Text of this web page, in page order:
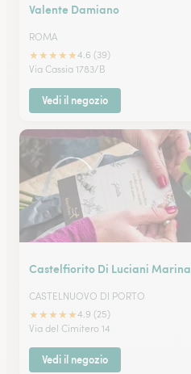
Valente Damiano
ROMA
★★★★★4.6 (39)
Via Cassia 1783/B
Vedi il negozio
Castelfiorito Di Luciani Marina
CASTELNUOVO DI PORTO
★★★★★4.9 (25)
Via del Cimitero 14
Vedi il negozio